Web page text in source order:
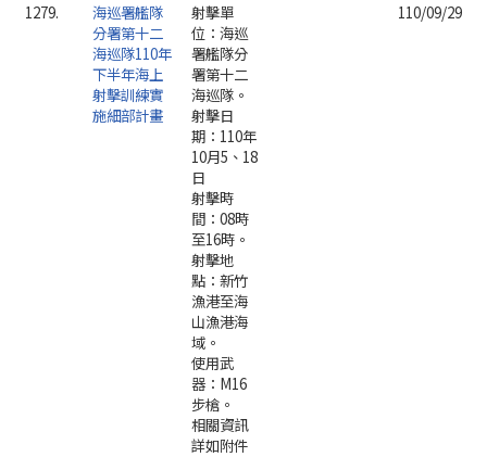
1279.
海巡署艦隊
分署第十二
海巡隊110年
下半年海上
射擊訓練實
施細部計畫
射擊單
位：海巡
署艦隊分
署第十二
海巡隊。
射擊日
期：110年
10月5、18
日
射擊時
間：08時
至16時。
射擊地
點：新竹
漁港至海
山漁港海
域。
使用武
器：M16
步槍。
相關資訊
詳如附件
110/09/29